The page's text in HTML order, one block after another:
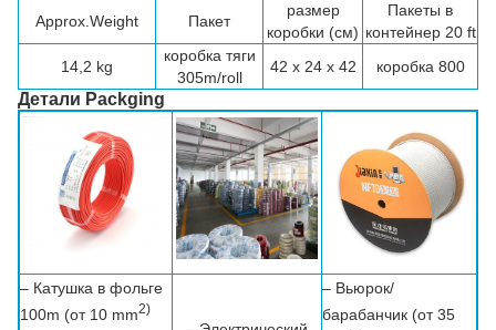
Approx.Weight Пакет
размер
коробки (см)
Пакеты в
контейнер 20 ft
14,2 kg
коробка тяги
305m/roll
42 x 24 x 42 коробка 800
Детали Packging
– Катушка в фольге
100m (от 10 mm2)
– Вьюрок/
барабанчик (от 35